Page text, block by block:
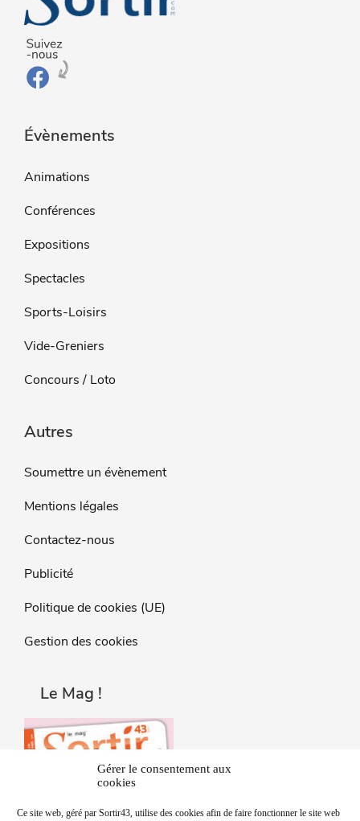
Gérer le consentement aux
cookies
Ce site web, géré par Sortir43, utilise des cookies afin de faire fonctionner le site web
Évènements
Animations
Conférences
Expositions
Spectacles
Sports-Loisirs
Vide-Greniers
Concours / Loto
Autres
Soumettre un évènement
Mentions légales
Contactez-nous
Publicité
Politique de cookies (UE)
Gestion des cookies
Le Mag !